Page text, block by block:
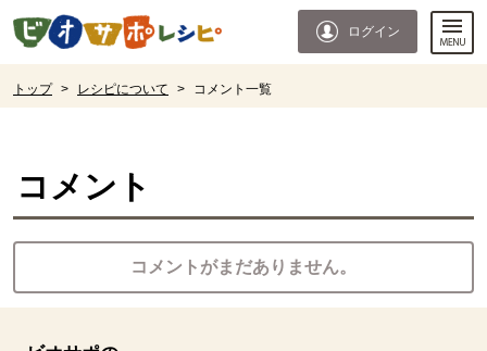
ページの先頭です。
ログイン
トップ > レシピについて > コメント一覧
コメント
コメントがまだありません。